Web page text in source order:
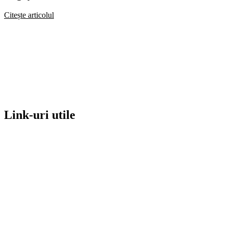
Citește articolul
Link-uri utile